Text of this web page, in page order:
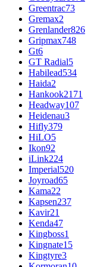
Greentrac73
Gremax2
Grenlander826
Gripmax748
Gt6
GT Radial5
Habilead534
Haida2
Hankook2171
Headway107
Heidenau3
Hifly379
HiLO5
Ikon92
iLink224
Imperial520
Joyroad65
Kama22
Kapsen237
Kavir21
Kenda47
Kingboss1
Kingnate15
Kingtyre3